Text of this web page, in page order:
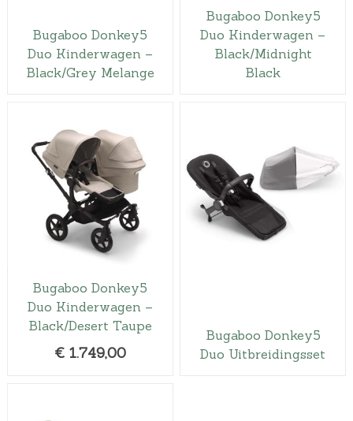
Bugaboo Donkey5
Duo Kinderwagen –
Black/Grey Melange
Bugaboo Donkey5
Duo Kinderwagen –
Black/Midnight
Black
Bugaboo Donkey5
Duo Kinderwagen –
Black/Desert Taupe
€ 1.749,00
Bugaboo Donkey5
Duo Uitbreidingsset